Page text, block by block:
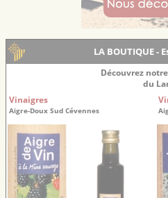
LA BOUTIQUE -
Découvrez
du
Vinaigres
Aigre-Doux Sud Cévennes